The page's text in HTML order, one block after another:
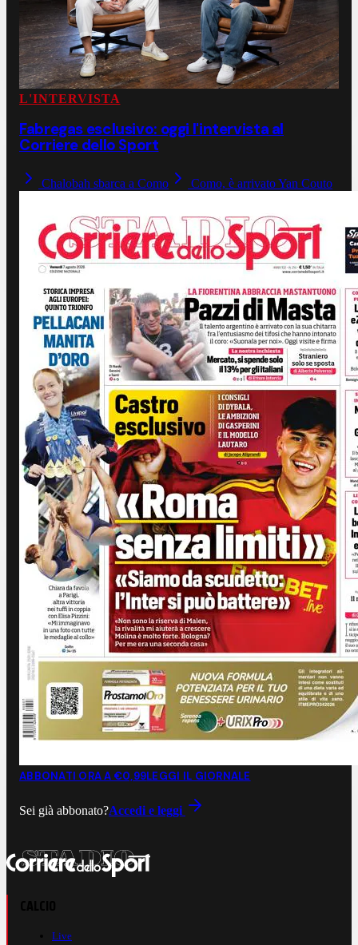
L'INTERVISTA
Fabregas esclusivo: oggi l'intervista al
Corriere dello Sport
Chalobah sbarca a Como Como, è arrivato Yan Couto
ABBONATI ORA A €0,99LEGGI IL GIORNALE
Sei già abbonato?Accedi e leggi
Live